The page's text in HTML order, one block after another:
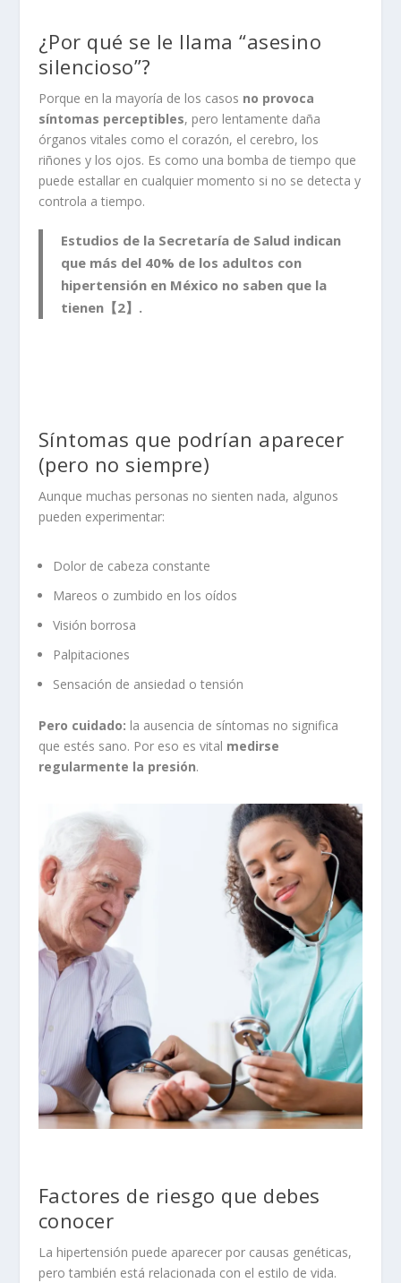
¿Por qué se le llama “asesino
silencioso”?
Porque en la mayoría de los casos no provoca
síntomas perceptibles, pero lentamente daña
órganos vitales como el corazón, el cerebro, los
riñones y los ojos. Es como una bomba de tiempo que
puede estallar en cualquier momento si no se detecta y
controla a tiempo.
Estudios de la Secretaría de Salud indican
que más del 40% de los adultos con
hipertensión en México no saben que la
tienen【2】.
Síntomas que podrían aparecer
(pero no siempre)
Aunque muchas personas no sienten nada, algunos
pueden experimentar:
Dolor de cabeza constante
Mareos o zumbido en los oídos
Visión borrosa
Palpitaciones
Sensación de ansiedad o tensión
Pero cuidado: la ausencia de síntomas no significa
que estés sano. Por eso es vital medirse
regularmente la presión.
Factores de riesgo que debes
conocer
La hipertensión puede aparecer por causas genéticas,
pero también está relacionada con el estilo de vida.